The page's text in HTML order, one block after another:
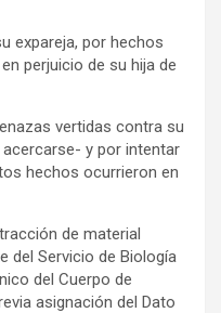
expareja, por hechos
perjuicio de su hija de
vertidas contra su
y por intentar
hechos ocurrieron en
de material
del Servicio de Biología
del Cuerpo de
asignación del Dato